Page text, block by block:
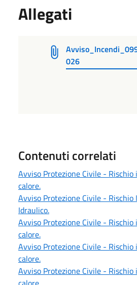
Allegati
026
Contenuti correlati
Avviso Protezione Civile - Rischio
calore.
Avviso Protezione Civile - Rischio
Idraulico.
Avviso Protezione Civile - Rischio
calore.
Avviso Protezione Civile - Rischio
calore.
Avviso Protezione Civile - Rischio